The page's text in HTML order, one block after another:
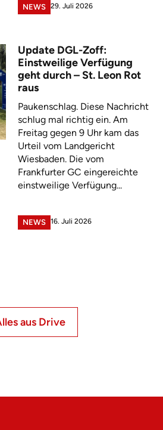
NEWS 29. Juli 2026
Update DGL-Zoff:
Einstweilige Verfügung
geht durch – St. Leon Rot
raus
Paukenschlag. Diese Nachricht
schlug mal richtig ein. Am
Freitag gegen 9 Uhr kam das
Urteil vom Landgericht
Wiesbaden. Die vom
Frankfurter GC eingereichte
einstweilige Verfügung...
NEWS 16. Juli 2026
aus Drive